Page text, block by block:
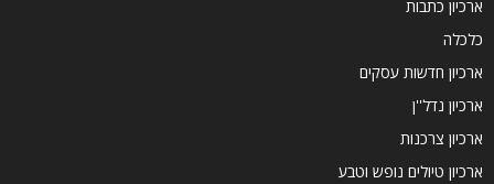
ארכיון כתבות
כלכלה
ארכיון חדשות עסקים
ארכיון נדל''ן
ארכיון צרכנות
ארכיון טיולים נופש וטבע